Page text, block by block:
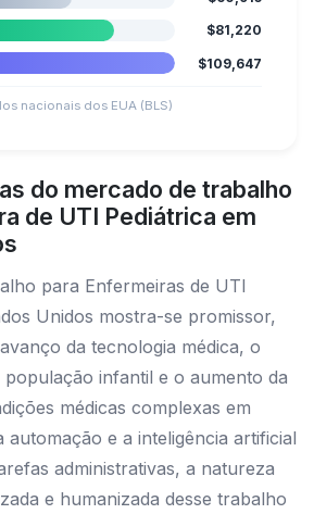
$81,220
$109,647
nacionais dos EUA (BLS)
do mercado de trabalho
de UTI Pediátrica em
para Enfermeiras de UTI
Unidos mostra-se promissor,
da tecnologia médica, o
infantil e o aumento da
médicas complexas em
automação e a inteligência artificial
administrativas, a natureza
e humanizada desse trabalho